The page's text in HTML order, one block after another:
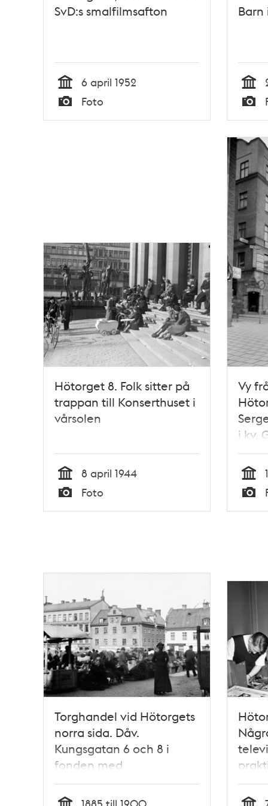
SvD:s smalfilmsafton
Tid
6 april 1952
Typ
Foto
Barn
Tid
Typ
Hötorget 8. Folk sitter på
trappan till Konserthuset i
vårsolen
Tid
8 april 1944
Typ
Foto
Vy
i kv.
fem
Tid
Typ
Torghandel vid Hötorgets
norra sida. Dåv.
Kungsgatan 6 och 8 i
fonden med
Holländargatan mellan
husen. Nuv. Kungsgatan